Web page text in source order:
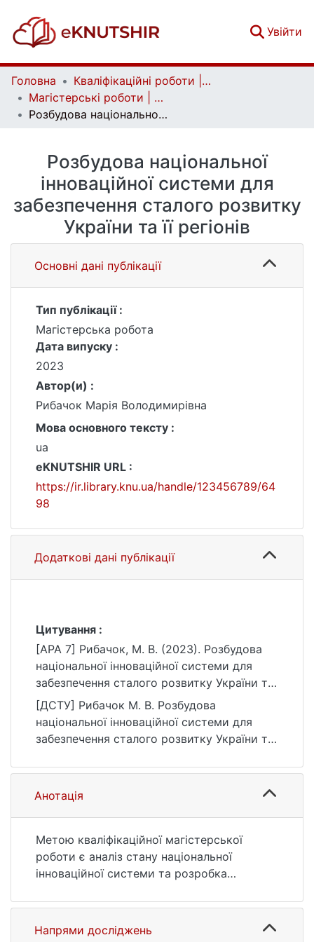
Увійти
Головна
Кваліфікаційні роботи | Qualifying works
Магістерські роботи | Master's theses
Розбудова національної інноваційної системи для забезпечення сталого розвитку України та її регіонів
Розбудова національної
інноваційної системи для
забезпечення сталого розвитку
України та її регіонів
Основні дані публікації
Тип публікації :
Магістерська робота
Дата випуску :
2023
Автор(и) :
Рибачок Марія Володимирівна
Мова основного тексту :
ua
eKNUTSHIR URL :
https://ir.library.knu.ua/handle/123456789/64
98
Додаткові дані публікації
Цитування :
[APA 7] Рибачок, М. В. (2023). Розбудова
національної інноваційної системи для
забезпечення сталого розвитку України та
її регіонів [Магістерська робота, Київський
національний університет імені Тараса
Шевченка]. eKNUTSHIR.
https://ir.library.knu.ua/handle/123456789/64
98
[ДСТУ] Рибачок М. В. Розбудова
національної інноваційної системи для
забезпечення сталого розвитку України та
: 28 Публічне управління та
адміністрування. Київ, 2023. 73 с. URL:
https://ir.library.knu.ua/handle/123456789/64
Анотація
Метою кваліфікаційної магістерської
роботи є аналіз стану національної
інноваційної системи та розробка
інструментів для ефективної її розбудови,
спрямованих на забезпечення сталого
Напрями досліджень